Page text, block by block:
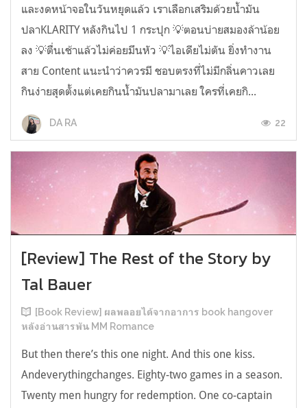
และงดหน้าจอในวันหยุดแล้ว เราเลือกเสริมด้วยน้ำมัน
ปลาKLARITY หลังกินไป 1 กระปุก 💡ตอนบ่ายสมองล้าน้อย
ลง 💡ตื่นเช้าแล้วไม่ค่อยมึนหัว 💡ไอเดียไม่ตัน ยิ่งทำงาน
สาย Content แนะนำว่าควรมี ชอบตรงที่ไม่มีกลิ่นคาวเลย
กินง่ายสุดตั้งแต่เคยกินน้ำมันปลามาเลย ใครที่เคยกิ...
DA RA 22
[Review] The Rest of the Story by
Tal Bauer
[Book Review] ผลพลอยได้จากอาการ book hangover
หลังอ่านสารพัน MM Romance
But then there’s this one night. And this one kiss.
Andeverythingchanges. Eighty-two games in a season.
Twenty men hungry for redemption. One co-captain